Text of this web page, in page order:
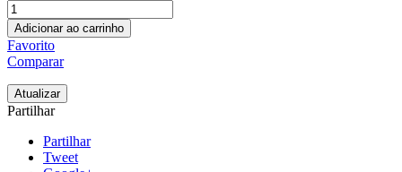
Adicionar ao carrinho
Favorito
Comparar
Partilhar
Partilhar
Tweet